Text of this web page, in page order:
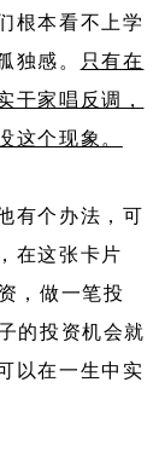
根本看不上学
独感。
只有在
干家唱反调，
这个现象。
有个办法，可
在这张卡片
，做一笔投
的投资机会就
以在一生中实